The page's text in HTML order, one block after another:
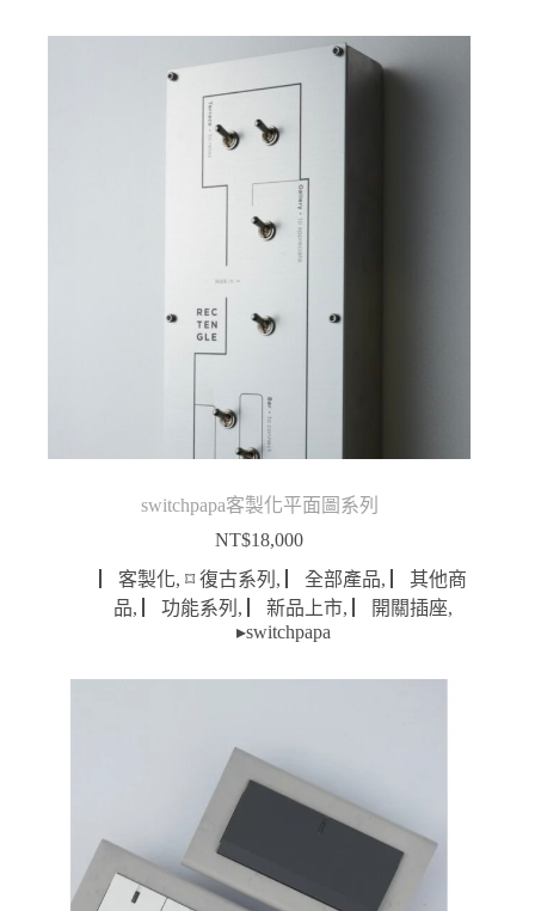
NT$880
到
NT$1,380
switchpapa客製化平面圖系列
NT$18,000
▏客製化,⌑ 復古系列 , ▏全部產品,
▏其他商
品, ▏功能系列 , ▏新品上市, ▏開關插座,
▸switchpapa